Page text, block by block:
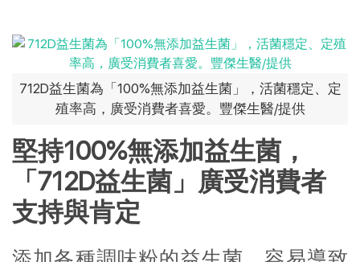
712D益生菌為「100%無添加益生菌」，活菌穩定、定
殖率高，廣受消費者喜愛。豐傑生醫/提供
堅持100%無添加益生菌，
「712D益生菌」廣受消費者
支持與肯定